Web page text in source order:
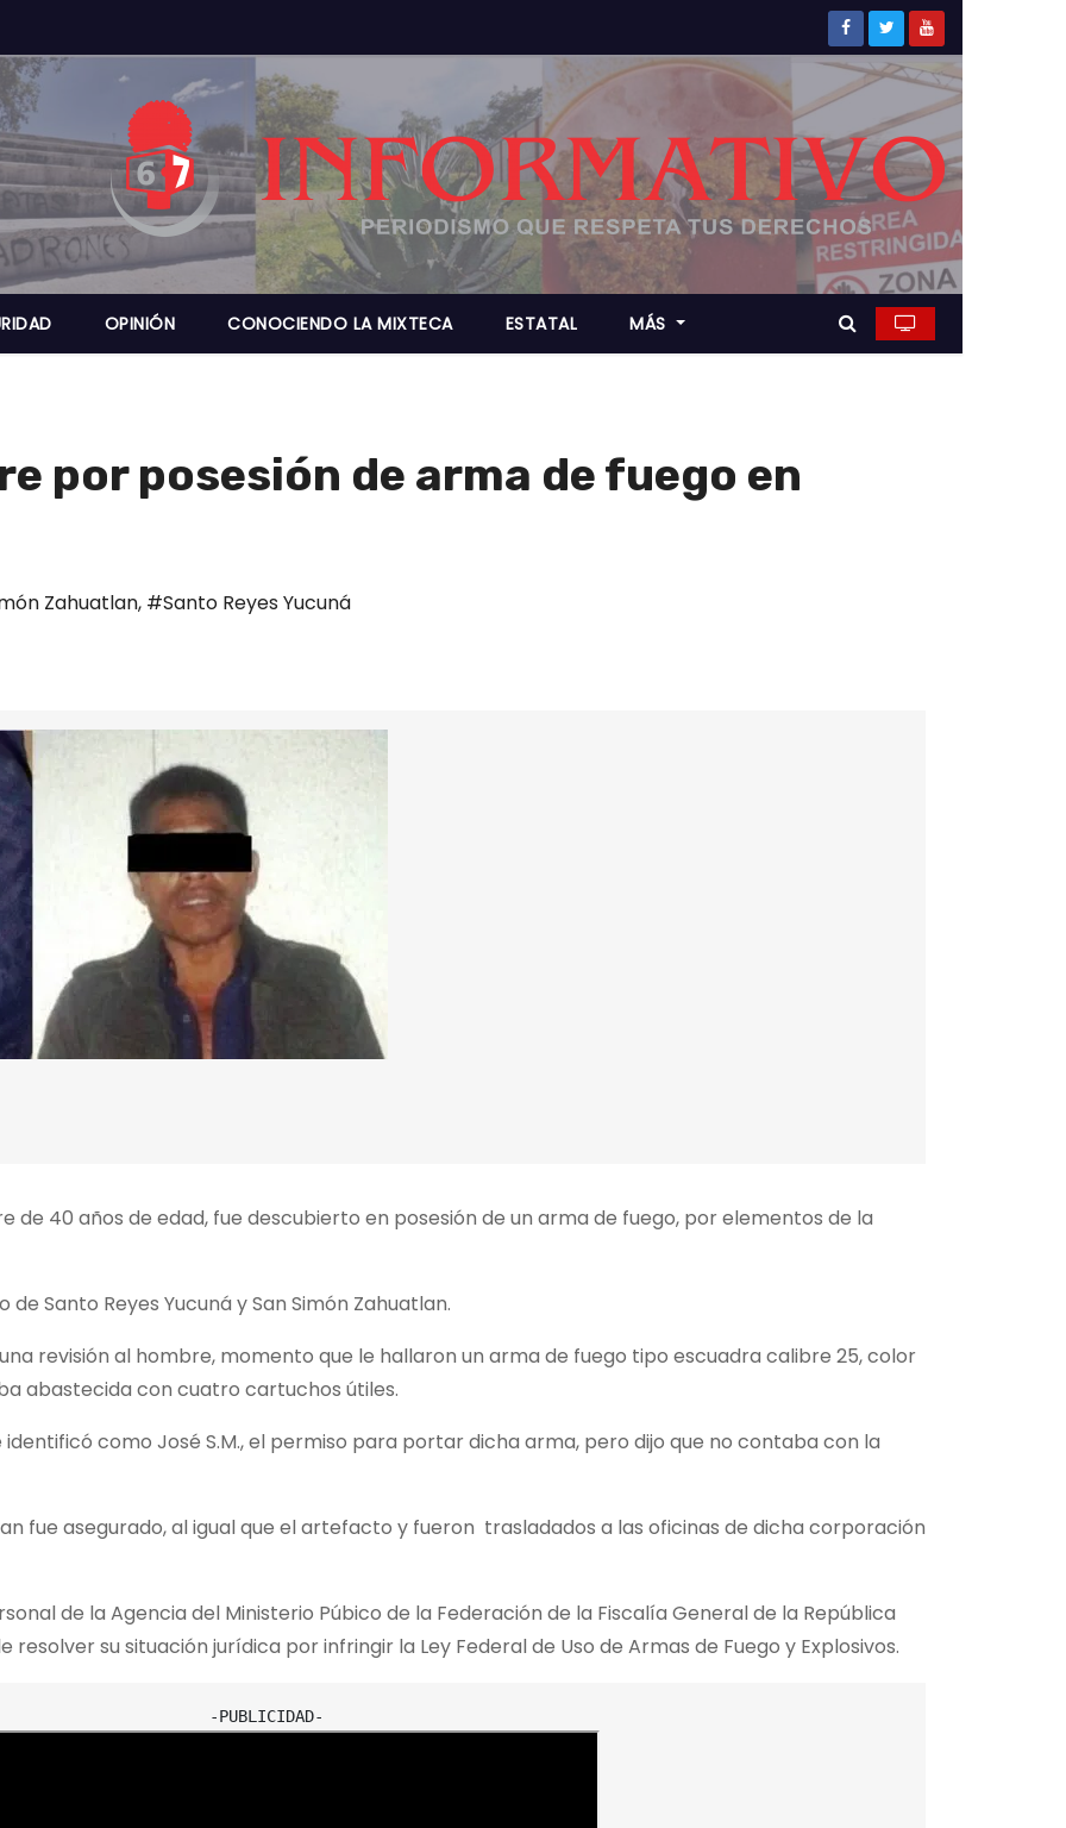
OPINIÓN CONOCIENDO LA MIXTECA ESTATAL MÁS
por posesión de arma de fuego en
Zahuatlan, #Santo Reyes Yucuná
de 40 años de edad, fue descubierto en posesión de un arma de fuego, por elementos de la
Santo Reyes Yucuná y San Simón Zahuatlan.
revisión al hombre, momento que le hallaron un arma de fuego tipo escuadra calibre 25, color
abastecida con cuatro cartuchos útiles.
como José S.M., el permiso para portar dicha arma, pero dijo que no contaba con la
fue asegurado, al igual que el artefacto y fueron trasladados a las oficinas de dicha corporación
de la Agencia del Ministerio Púbico de la Federación de la Fiscalía General de la República
resolver su situación jurídica por infringir la Ley Federal de Uso de Armas de Fuego y Explosivos.